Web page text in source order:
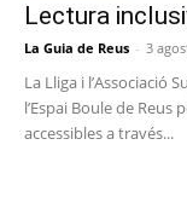
Lectura
La Guia de Reus - 3
La Lliga i l’Associació
l’Espai Boule de
accessibles a través...